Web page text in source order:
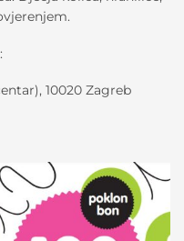
10020 Zagreb